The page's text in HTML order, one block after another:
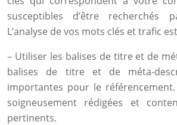
susceptibles d’être recherchés
L’analyse de vos mots clés et trafic
– Utiliser les balises de titre et de
balises de titre et de méta-
importantes pour le
soigneusement rédigées et
pertinents.